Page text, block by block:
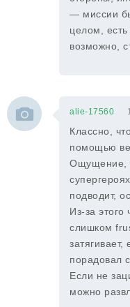
— миссии
целом,
возможно,
alie-17560
Классно,
помощью
Ощущение,
подводит,
Из-за этого
слишком
затягивает,
порадовал
Если не
можно